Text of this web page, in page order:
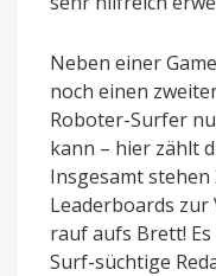
Neben einer
noch einen
Roboter-Surfer
kann – hier zählt
Insgesamt stehen
Leaderboards zur
rauf aufs Brett!
Surf-süchtige